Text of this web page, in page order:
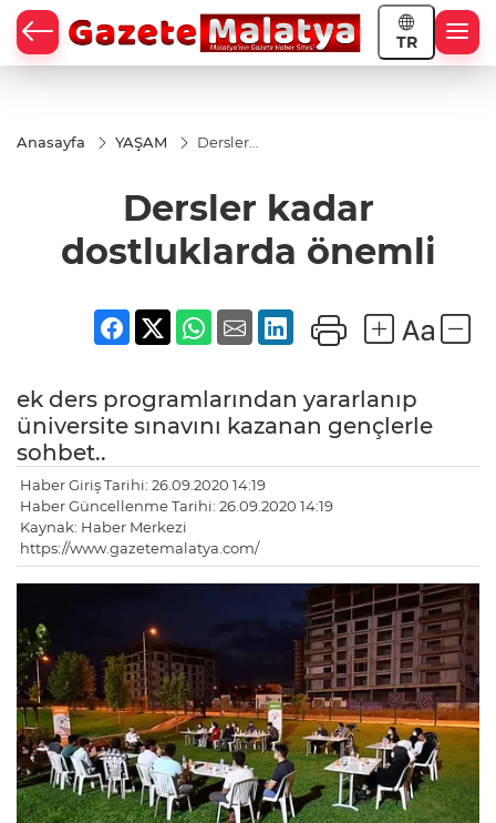
TR
Anasayfa YAŞAM
Dersler
önemli
Dersler kadar
dostluklarda önemli
ek ders programlarından yararlanıp
üniversite sınavını kazanan gençlerle
sohbet..
Haber Giriş Tarihi: 26.09.2020 14:19
Haber Güncellenme Tarihi: 26.09.2020 14:19
Kaynak: Haber Merkezi
https://www.gazetemalatya.com/